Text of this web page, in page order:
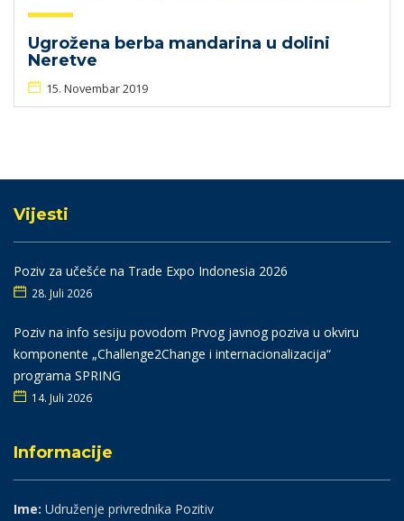
Ugrožena berba mandarina u dolini
Neretve
15. Novembar 2019
Vijesti
Poziv za učešće na Trade Expo Indonesia 2026
28. Juli 2026
Poziv na info sesiju povodom Prvog javnog poziva u okviru
komponente „Challenge2Change i internacionalizacija“
programa SPRING
14. Juli 2026
Informacije
Ime: Udruženje privrednika Pozitiv